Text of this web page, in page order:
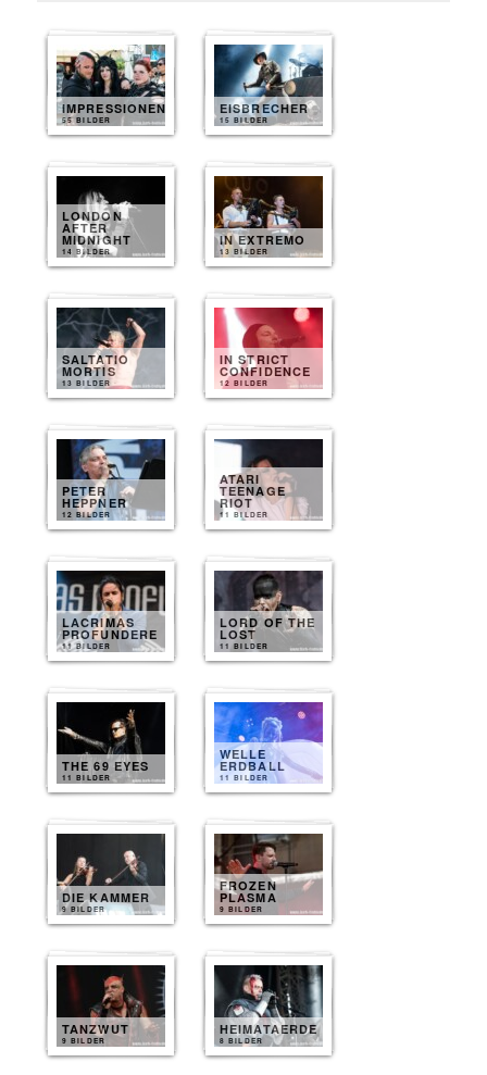
IMPRESSIONEN
55 BILDER
EISBRECHER
15 BILDER
LONDON
AFTER
MIDNIGHT
14 BILDER
IN EXTREMO
13 BILDER
SALTATIO
MORTIS
13 BILDER
IN STRICT
CONFIDENCE
12 BILDER
PETER
HEPPNER
12 BILDER
ATARI
TEENAGE
RIOT
11 BILDER
LACRIMAS
PROFUNDERE
11 BILDER
LORD OF THE
LOST
11 BILDER
THE 69 EYES
11 BILDER
WELLE
ERDBALL
11 BILDER
DIE KAMMER
9 BILDER
FROZEN
PLASMA
9 BILDER
TANZWUT
9 BILDER
HEIMATAERDE
8 BILDER